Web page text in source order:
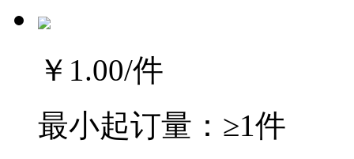
￥1.00/件
最小起订量： ≥1件